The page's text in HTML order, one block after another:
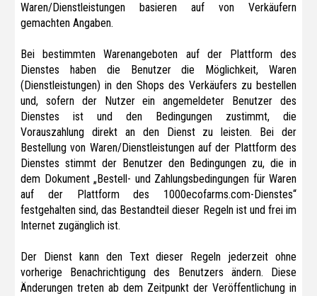
Waren/Dienstleistungen basieren auf von Verkäufern
gemachten Angaben.
Bei bestimmten Warenangeboten auf der Plattform des
Dienstes haben die Benutzer die Möglichkeit, Waren
(Dienstleistungen) in den Shops des Verkäufers zu bestellen
und, sofern der Nutzer ein angemeldeter Benutzer des
Dienstes ist und den Bedingungen zustimmt, die
Vorauszahlung direkt an den Dienst zu leisten. Bei der
Bestellung von Waren/Dienstleistungen auf der Plattform des
Dienstes stimmt der Benutzer den Bedingungen zu, die in
dem Dokument „Bestell- und Zahlungsbedingungen für Waren
auf der Plattform des 1000ecofarms.com-Dienstes“
festgehalten sind, das Bestandteil dieser Regeln ist und frei im
Internet zugänglich ist.
Der Dienst kann den Text dieser Regeln jederzeit ohne
vorherige Benachrichtigung des Benutzers ändern. Diese
Änderungen treten ab dem Zeitpunkt der Veröffentlichung in